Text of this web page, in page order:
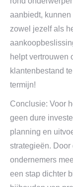
aanbiedt,
zowel jezelf als
helpt vertrouwen
klantenbestand
termijn!
Conclusie: Voor
geen dure
planning en
strategieën.
ondernemers
een stap dichter